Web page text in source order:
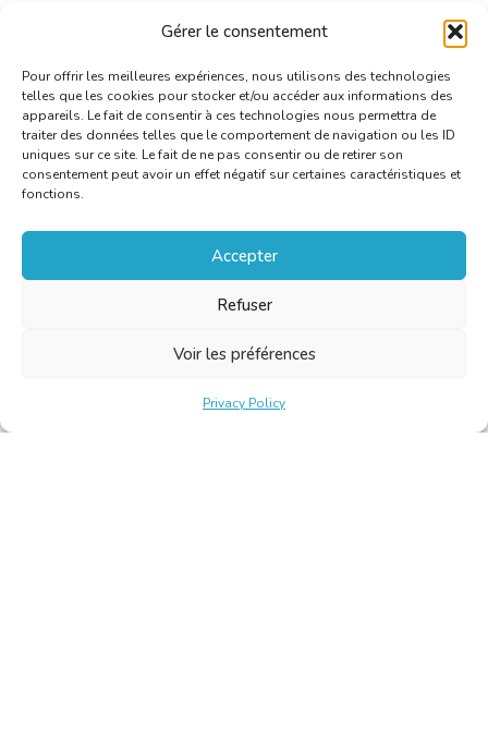
Gérer le consentement
Pour offrir les meilleures expériences, nous utilisons des technologies
telles que les cookies pour stocker et/ou accéder aux informations des
appareils. Le fait de consentir à ces technologies nous permettra de
traiter des données telles que le comportement de navigation ou les ID
uniques sur ce site. Le fait de ne pas consentir ou de retirer son
consentement peut avoir un effet négatif sur certaines caractéristiques et
fonctions.
Accepter
Refuser
Voir les préférences
Privacy Policy
Iedereen is welkom. Ook niet-leden!